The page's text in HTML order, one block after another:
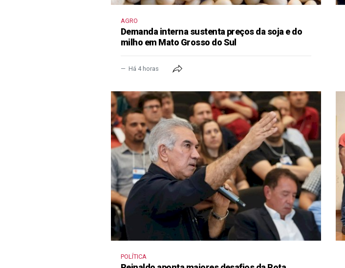
AGRO
Demanda interna sustenta preços da soja e do
milho em Mato Grosso do Sul
Há 4 horas
POLÍTICA